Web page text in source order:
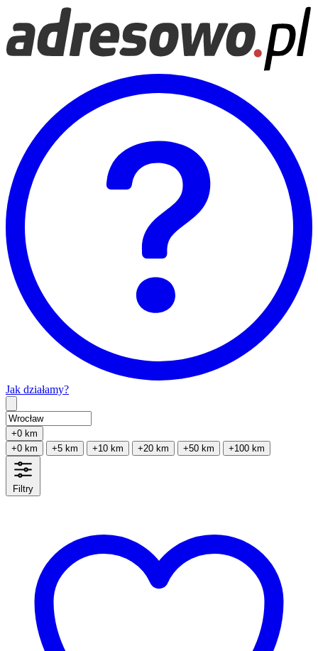
Jak działamy?
+0 km
+0 km
+5 km +10 km +20 km +50 km +100 km
Filtry